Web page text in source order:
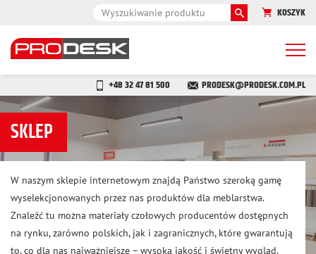
KOSZYK
+48 32 47 81 500 PRODESK@PRODESK.COM.PL
SKLEP
W naszym sklepie internetowym znajdą Państwo szeroką gamę
wyselekcjonowanych przez nas produktów dla meblarstwa.
Znaleźć tu można materiały czołowych producentów dostępnych
na rynku, zarówno polskich, jak i zagranicznych, które gwarantują
to, co dla nas najważniejsze – wysoką jakość i świetny wygląd.